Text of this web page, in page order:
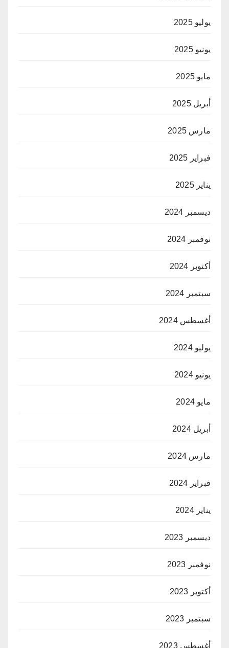
يوليو 2025
يونيو 2025
مايو 2025
أبريل 2025
مارس 2025
فبراير 2025
يناير 2025
ديسمبر 2024
نوفمبر 2024
أكتوبر 2024
سبتمبر 2024
أغسطس 2024
يوليو 2024
يونيو 2024
مايو 2024
أبريل 2024
مارس 2024
فبراير 2024
يناير 2024
ديسمبر 2023
نوفمبر 2023
أكتوبر 2023
سبتمبر 2023
أغسطس 2023